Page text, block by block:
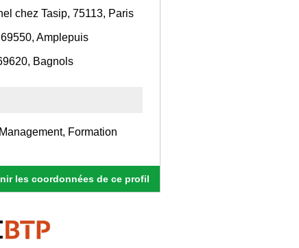
chez Tasip, 75113, Paris
Amplepuis
Bagnols
Formation
les coordonnées de ce profil